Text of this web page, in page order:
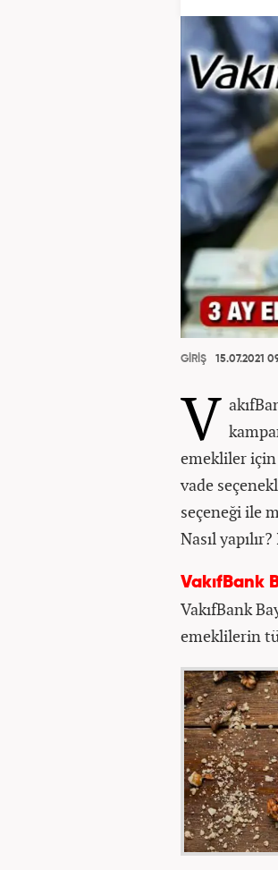
GİRİŞ 15.07.2021
V
emekliler için
vade
seçeneği ile
Nasıl
VakıfBank
VakıfBank
emeklilerin